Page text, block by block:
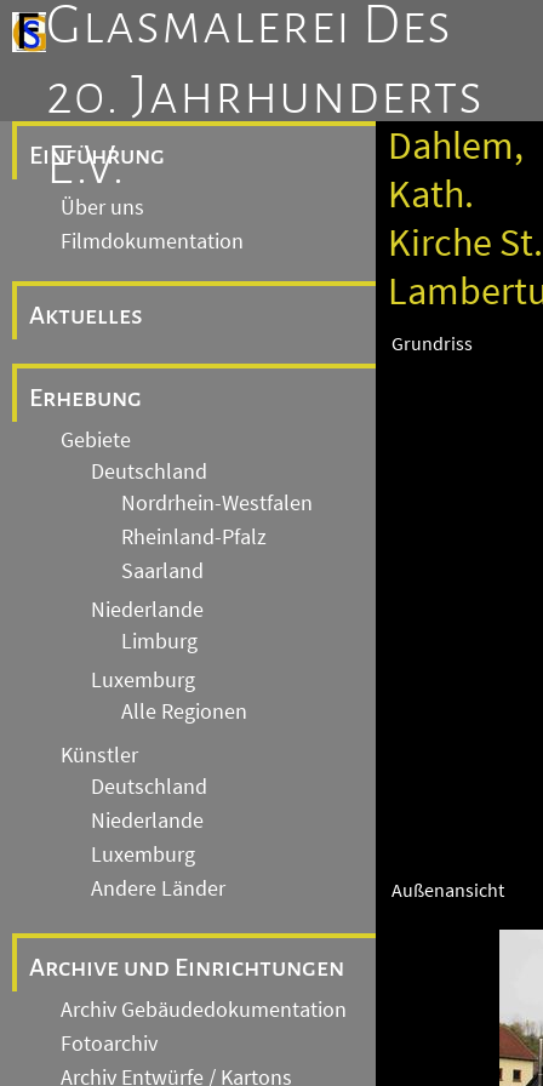
Glasmalerei Des
20. Jahrhunderts
E.V.
Einführung
Über uns
Filmdokumentation
Aktuelles
Erhebung
Gebiete
Deutschland
Nordrhein-Westfalen
Rheinland-Pfalz
Saarland
Niederlande
Limburg
Luxemburg
Alle Regionen
Künstler
Deutschland
Niederlande
Luxemburg
Andere Länder
Archive und Einrichtungen
Archiv Gebäudedokumentation
Fotoarchiv
Archiv Entwürfe / Kartons
Dahlem,
Kath.
Kirche St.
Grundriss
Außenansicht